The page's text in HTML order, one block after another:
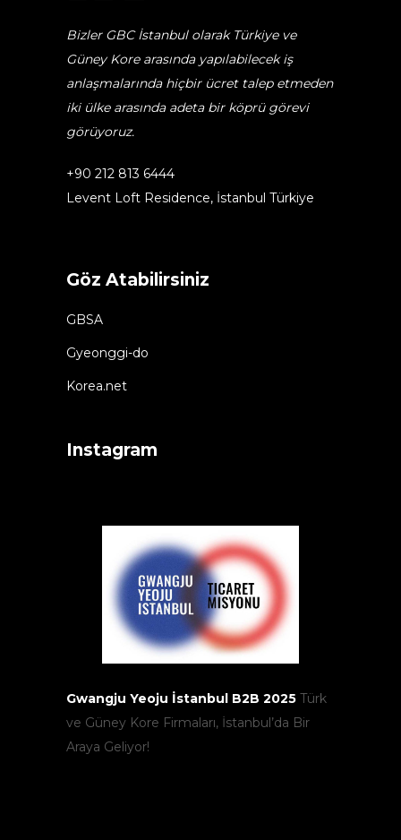
Bizler GBC İstanbul olarak Türkiye ve
Güney Kore arasında yapılabilecek iş
anlaşmalarında hiçbir ücret talep etmeden
iki ülke arasında adeta bir köprü görevi
görüyoruz.
+90 212 813 6444
Levent Loft Residence, İstanbul Türkiye
Göz Atabilirsiniz
GBSA
Gyeonggi-do
Korea.net
Instagram
Gwangju Yeoju İstanbul B2B 2025 Türk
ve Güney Kore Firmaları, İstanbul’da Bir
Araya Geliyor!